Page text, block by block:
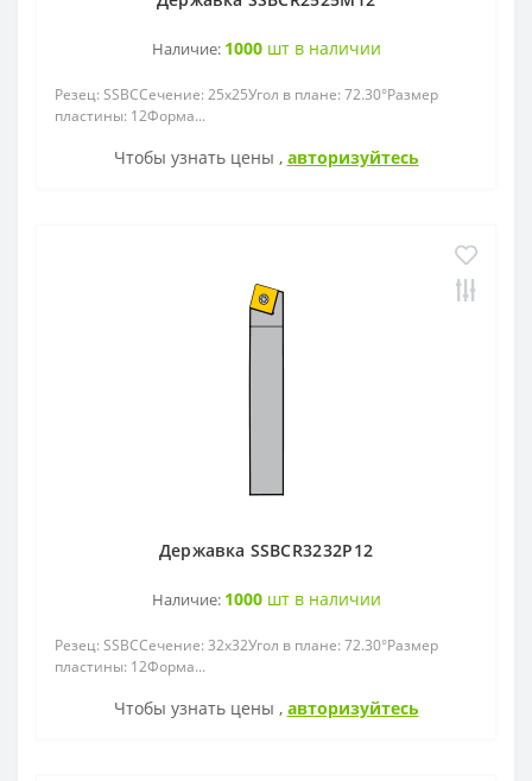
Наличие: 1000шт в наличии
Резец: SSBCСечение: 25x25Угол в плане: 72.30°Размер
пластины: 12Форма...
Чтобы узнать цены , авторизуйтесь
Державка SSBCR3232P12
Наличие: 1000шт в наличии
Резец: SSBCСечение: 32x32Угол в плане: 72.30°Размер
пластины: 12Форма...
Чтобы узнать цены , авторизуйтесь